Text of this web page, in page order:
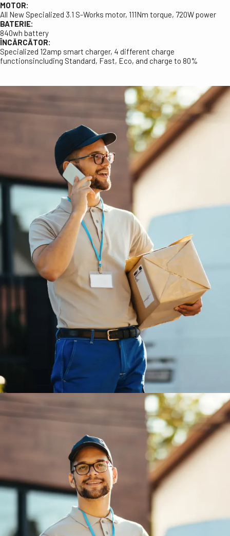
MOTOR:
All New Specialized 3.1 S-Works motor, 111Nm torque, 720W power
BATERIE:
840wh battery
ÎNCĂRCĂTOR:
Specialized 12amp smart charger, 4 different charge
functionsincluding Standard, Fast, Eco, and charge to 80%